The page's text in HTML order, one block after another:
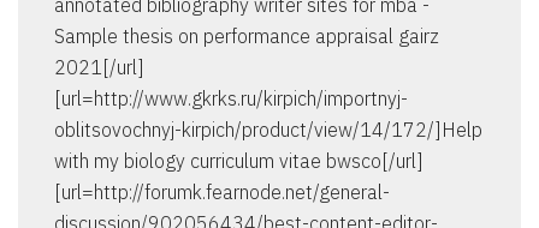
annotated bibliography writer sites for mba -
Sample thesis on performance appraisal gairz
2021[/url]
[url=http://www.gkrks.ru/kirpich/importnyj-
oblitsovochnyj-kirpich/product/view/14/172/]Help
with my biology curriculum vitae bwsco[/url]
[url=http://forumk.fearnode.net/general-